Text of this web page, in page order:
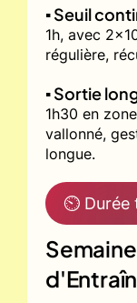
▪️ Seuil
1h, avec
régulière,
▪️ Sortie
1h30 en
vallonné,
longue.
⏲ Durée